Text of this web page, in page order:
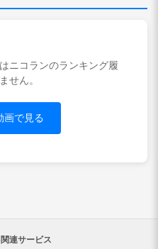
ニコランのランキング履
せん。
画で見る
連サービス